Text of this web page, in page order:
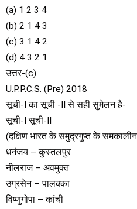
(a) 1 2 3 4
(b) 2 1 4 3
(c) 3 1 4 2
(d) 4 3 2 1
उत्तर-(c)
U.P.P.C.S. (Pre) 2018
सूची-I का सूची -II से सही सुमेलन है-
सूची-I सूची-II
(दक्षिण भारत के समुद्रगुप्त के
धनंजय – कुस्तलपुर
नीलराज – अवमुक्त
उग्रसेन – पालक्का
विष्णुगोपा – कांची